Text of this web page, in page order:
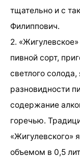
тщательно и с
Филиппович.
2.
пивной сорт,
светлого
разновидности
содержание
горечью.
«Жигулевского»
объемом в 0,5